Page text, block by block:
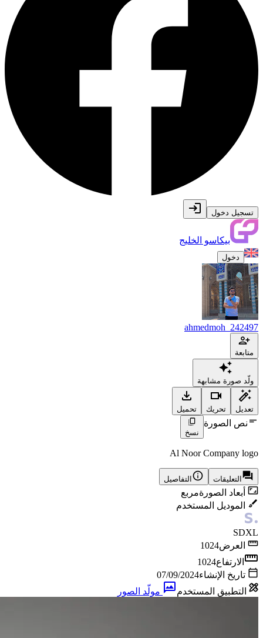
تسجيل دخول
بيكاسو الخليج
دخول
ahmedmoh_242497
متابعة
ولّد صورة مشابهة
تعديل تحريك تحميل
نص الصورة
نسخ
Al Noor Company logo
التعليقات التفاصيل
أبعاد الصورةمربع
الموديل المستخدم
SDXL
العرض1024
الارتفاع1024
تاريخ الإنشاء07/09/2024
التطبيق المستخدم
مولّد الصور